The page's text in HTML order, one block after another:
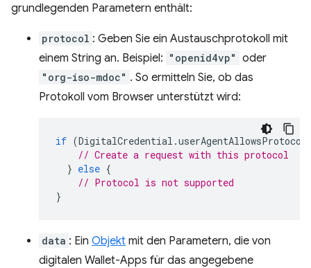
grundlegenden Parametern enthält:
protocol : Geben Sie ein Austauschprotokoll mit
einem String an. Beispiel: "openid4vp" oder
"org-iso-mdoc" . So ermitteln Sie, ob das
Protokoll vom Browser unterstützt wird:
if (DigitalCredential .userAgentAllowsProtocol
// Create a request with this protocol
} else {
// Protocol is not supported
}
data : Ein Objekt mit den Parametern, die von
digitalen Wallet-Apps für das angegebene